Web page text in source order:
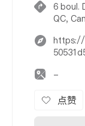
6 boul.
QC,
https://
-
点赞